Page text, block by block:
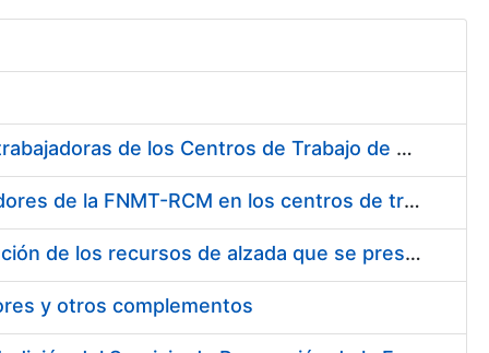
Suministro de Protectores Auditivos a medida para las personas trabajadoras de los Centros de Trabajo de Madrid y Burgos
Suministro de gafas graduadas antiproyecciones para los trabajadores de la FNMT-RCM en los centros de trabajo de Madrid y Burgos
Servicios de una empresa externa para el asesoramiento y resolución de los recursos de alzada que se presentan relacionados con procesos de selección para la FNMT-RCM
y otros complementos